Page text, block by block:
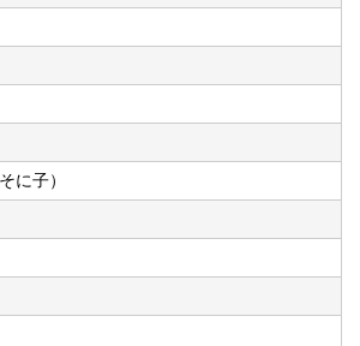
に子）